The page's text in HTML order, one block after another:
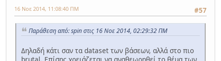
#57
16 Νοε 2014, 11:08:40 ΠΜ
Παράθεση από: spin στις 16 Νοε 2014, 02:29:32 ΠΜ
Δηλαδή κάτι σαν τα dataset των βάσεων, αλλά στο πιο